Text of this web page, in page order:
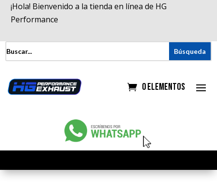
¡Hola! Bienvenido a la tienda en línea de HG
Performance
0 elementos